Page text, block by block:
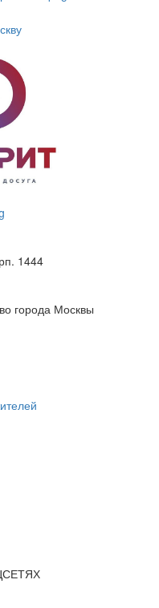
1444
города Москвы